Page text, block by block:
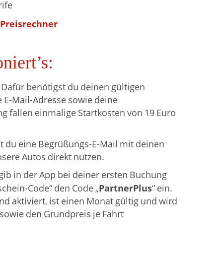
benötigst du deinen gültigen
Mail-Adresse sowie deine
fallen einmalige Startkosten von 19 Euro
eine Begrüßungs-E-Mail mit deinen
Autos direkt nutzen.
in der App bei deiner ersten Buchung
Code“ den Code „PartnerPlus“ ein.
aktiviert, ist einen Monat gültig und wird
den Grundpreis je Fahrt